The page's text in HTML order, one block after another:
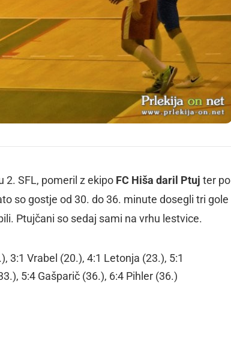
2. SFL, pomeril z ekipo FC Hiša daril Ptuj ter po
so gostje od 30. do 36. minute dosegli tri gole
Ptujčani so sedaj sami na vrhu lestvice.
3:1 Vrabel (20.), 4:1 Letonja (23.), 5:1
5:4 Gašparič (36.), 6:4 Pihler (36.)